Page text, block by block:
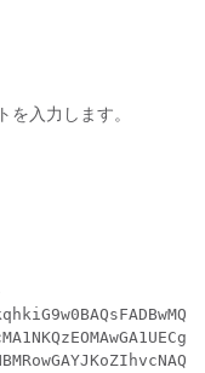
を入力します。